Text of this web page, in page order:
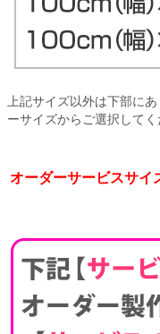
上記サイズ以外は下部に
ーサイズからご選択してく
オーダーサービスサイ